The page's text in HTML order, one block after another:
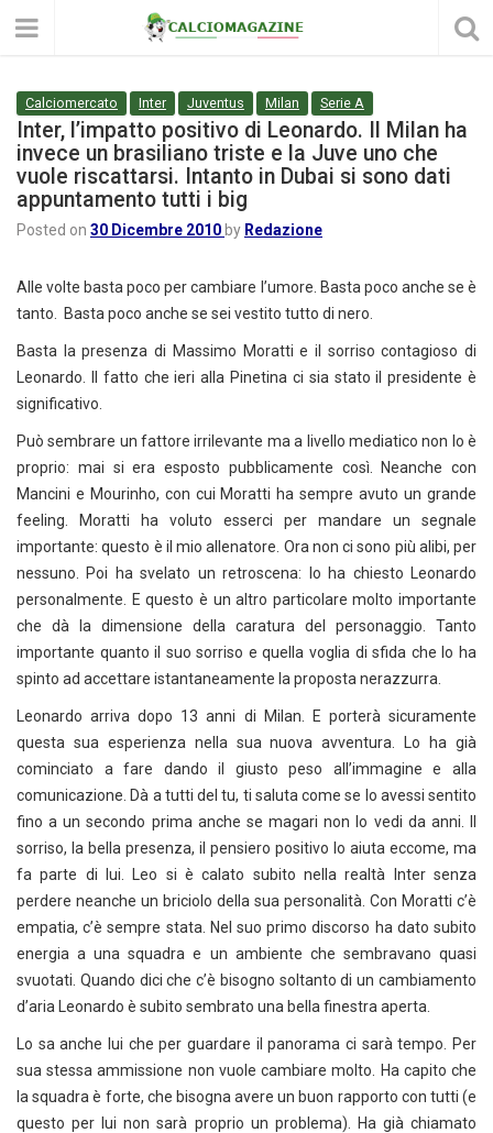
Calciomercato Inter Juventus Milan Serie A
Inter, l’impatto positivo di Leonardo. Il Milan ha
invece un brasiliano triste e la Juve uno che
vuole riscattarsi. Intanto in Dubai si sono dati
appuntamento tutti i big
Posted on 30 Dicembre 2010 by Redazione
Alle volte basta poco per cambiare l’umore. Basta poco anche se è
tanto. Basta poco anche se sei vestito tutto di nero.
Basta la presenza di Massimo Moratti e il sorriso contagioso di
Leonardo. Il fatto che ieri alla Pinetina ci sia stato il presidente è
significativo.
Può sembrare un fattore irrilevante ma a livello mediatico non lo è
proprio: mai si era esposto pubblicamente così. Neanche con
Mancini e Mourinho, con cui Moratti ha sempre avuto un grande
feeling. Moratti ha voluto esserci per mandare un segnale
importante: questo è il mio allenatore. Ora non ci sono più alibi, per
nessuno. Poi ha svelato un retroscena: lo ha chiesto Leonardo
personalmente. E questo è un altro particolare molto importante
che dà la dimensione della caratura del personaggio. Tanto
importante quanto il suo sorriso e quella voglia di sfida che lo ha
spinto ad accettare istantaneamente la proposta nerazzurra.
Leonardo arriva dopo 13 anni di Milan. E porterà sicuramente
questa sua esperienza nella sua nuova avventura. Lo ha già
cominciato a fare dando il giusto peso all’immagine e alla
comunicazione. Dà a tutti del tu, ti saluta come se lo avessi sentito
fino a un secondo prima anche se magari non lo vedi da anni. Il
sorriso, la bella presenza, il pensiero positivo lo aiuta eccome, ma
fa parte di lui. Leo si è calato subito nella realtà Inter senza
perdere neanche un briciolo della sua personalità. Con Moratti c’è
empatia, c’è sempre stata. Nel suo primo discorso ha dato subito
energia a una squadra e un ambiente che sembravano quasi
svuotati. Quando dici che c’è bisogno soltanto di un cambiamento
d’aria Leonardo è subito sembrato una bella finestra aperta.
Lo sa anche lui che per guardare il panorama ci sarà tempo. Per
sua stessa ammissione non vuole cambiare molto. Ha capito che
la squadra è forte, che bisogna avere un buon rapporto con tutti (e
questo per lui non sarà proprio un problema). Ha già chiamato